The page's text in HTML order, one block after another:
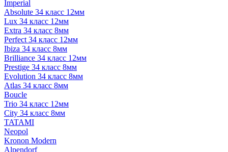
Imperial
Absolute 34 класс 12мм
Lux 34 класс 12мм
Extra 34 класс 8мм
Perfect 34 класс 12мм
Ibiza 34 класс 8мм
Brilliance 34 класс 12мм
Prestige 34 класс 8мм
Evolution 34 класс 8мм
Atlas 34 класс 8мм
Boucle
Trio 34 класс 12мм
City 34 класс 8мм
TATAMI
Neopol
Kronon Modern
Alpendorf